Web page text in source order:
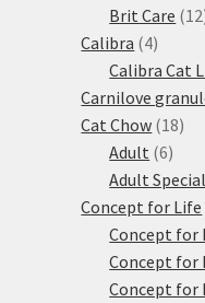
Brit Care 12
Calibra 44
Calibra Cat
Carnilove
Cat Chow 1818
Adult 66
Adult
Concept for Life
Concept for
Concept for
Concept for